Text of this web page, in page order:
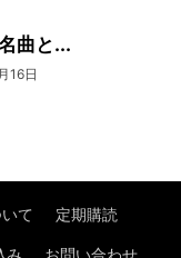
曲と...
16日
て 定期購読
み お問い合わせ